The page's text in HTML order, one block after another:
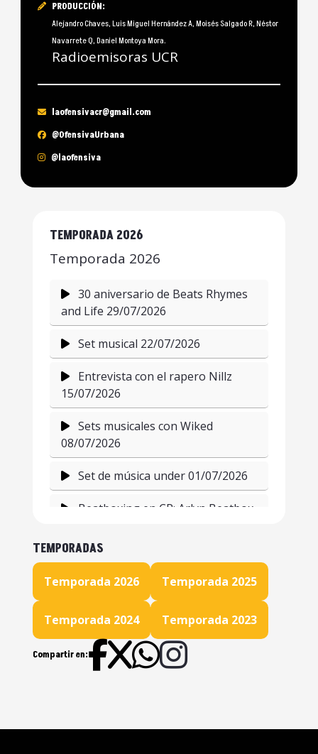
PRODUCCIÓN:
Alejandro Chaves, Luis Miguel Hernández A, Moisés Salgado R, Néstor
Navarrete Q, Daniel Montoya Mora.
Radioemisoras UCR
laofensivacr@gmail.com
@OfensivaUrbana
@laofensiva
TEMPORADA 2026
Temporada 2026
30 aniversario de Beats Rhymes
and Life 29/07/2026
Set musical 22/07/2026
Entrevista con el rapero Nillz
15/07/2026
Sets musicales con Wiked
08/07/2026
Set de música under 01/07/2026
Beatboxing en CR: Arlyn Beatbox
Summer Camp Graffiti Jam CR
Rotwaila presenta: Iracundo
03/06/2026
TEMPORADAS
Temporada 2026 Temporada 2025
Temporada 2024 Temporada 2023
Compartir en: